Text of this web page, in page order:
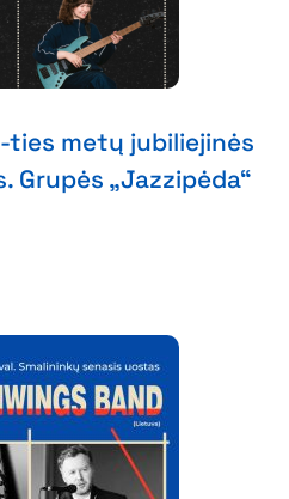
ties metų jubiliejinės
Grupės „Jazzipėda“